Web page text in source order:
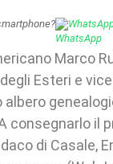
Marco
Esteri e
consegnarlo il
di Casale,